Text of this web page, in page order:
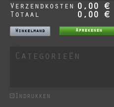
Verzendkosten 0,00 €
Totaal 0,00 €
Winkelmand Afrekenen
Categorieën
Indrukken